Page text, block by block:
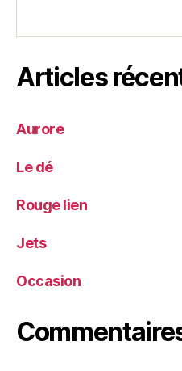
Articles
Aurore
Le dé
Rouge lien
Jets
Occasion